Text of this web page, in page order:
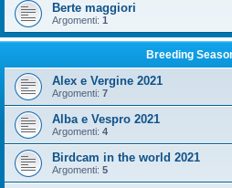
Berte maggiori
Argomenti: 1
Breeding
Alex e Vergine 2021
Argomenti: 7
Alba e Vespro 2021
Argomenti: 4
Birdcam in the world 2021
Argomenti: 5